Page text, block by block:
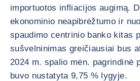
importuotos infliacijos augimą.
ekonominio neapibrėžtumo ir
spaudimo centrinio banko kitas
sušvelninimas greičiausiai bus
2024 m. spalio mėn. pagrindinė
buvo nustatyta 9,75 % lygyje.